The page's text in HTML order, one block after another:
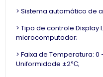
> Sistema automático de
> Tipo de controle Display
microcomputador;
> Faixa de Temperatura:
Uniformidade ±2℃;